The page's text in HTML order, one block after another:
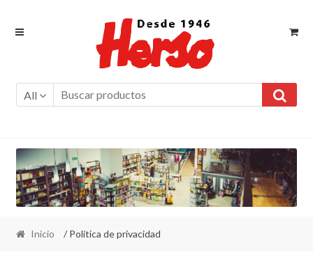
Ir
Ir
All
Inicio / Política de privacidad